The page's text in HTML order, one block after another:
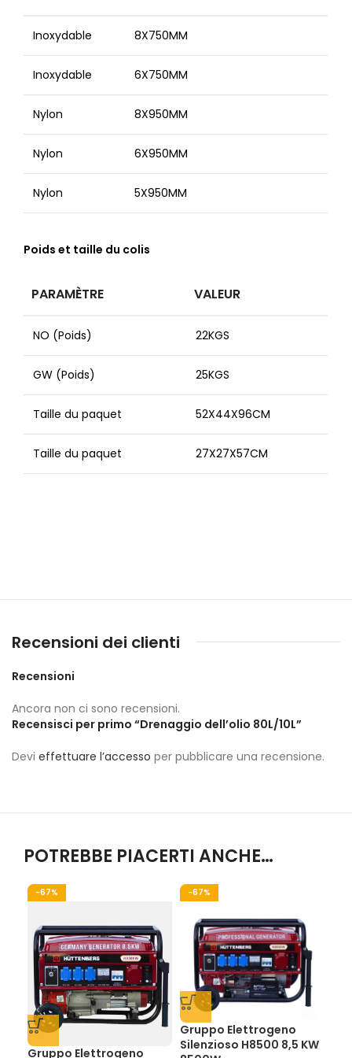
Inoxydable 8X750MM
Inoxydable 6X750MM
Nylon 8X950MM
Nylon 6X950MM
Nylon 5X950MM
Poids et taille du colis
PARAMÈTRE VALEUR
NO (Poids) 22KGS
GW (Poids) 25KGS
Taille du paquet 52X44X96CM
Taille du paquet 27X27X57CM
Recensioni dei clienti
Recensioni
Ancora non ci sono recensioni.
Recensisci per primo “Drenaggio dell’olio 80L/10L”
Devi effettuare l’accesso per pubblicare una recensione.
POTREBBE PIACERTI ANCHE…
-67%
Gruppo Elettrogeno
-67%
Gruppo Elettrogeno
Silenzioso H8500 8,5 KW